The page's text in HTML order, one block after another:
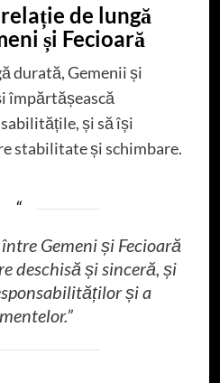
de lungă
și Fecioară
durată, Gemenii și
împărtășească
și să își
stabilitate și schimbare.
Gemeni și Fecioară
deschisă și sinceră, și
și a